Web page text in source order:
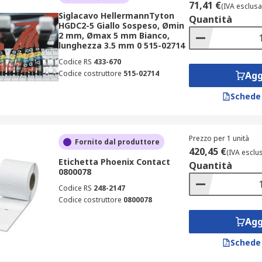
numeri e simboli, e dotati di un meccanismo di
e sono disponibili in diverse forme, come rettangolari o
a clip possono essere applicati anche dopo la
flessibili, durevoli e si restringono quando sottoposti
numeri e simboli standard. Durante l'applicazione,
Per una marcatura precisa possono essere
stampanti o scritte a mano. Le etichette vengono
chiara e duratura, adatta per ambienti difficili
Siglacavo HellermannTyton
HGDC2-5 Giallo Sospeso, Ømin
2 mm, Ømax 5 mm Bianco,
lunghezza 3.5 mm 0 515-02714
Codice RS 433-670
Codice costruttore 515-02714
71,41 €(IVA
Quantità
Fornito dal produttore
Etichetta Phoenix Contact
0800078
Codice RS 248-2147
Codice costruttore 0800078
Prezzo per 1 unità
420,45 €(IVA
Quantità